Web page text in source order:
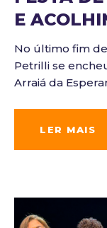
E
No último fim de
Petrilli se
Arraiá da
LER MAIS